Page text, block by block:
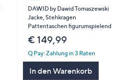
DAWID by Dawid Tomaszewski
Jacke, Stehkragen
Pattentaschen figurumspielend
€ 149,99
Q Pay: Zahlung in 3 Raten
In den Warenkorb